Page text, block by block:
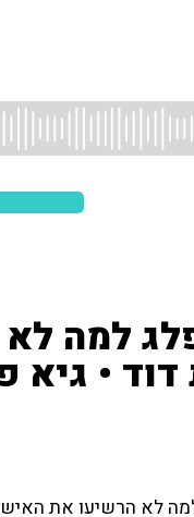
למה
•
לא הרשיעו את